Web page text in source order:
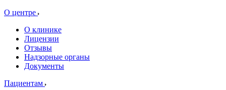
О центре
О клинике
Лицензии
Отзывы
Надзорные органы
Документы
Пациентам